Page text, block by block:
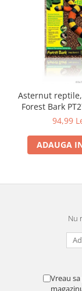
Asternut
Forest Bark
94,99
ADAUGA
Nu
Vreau